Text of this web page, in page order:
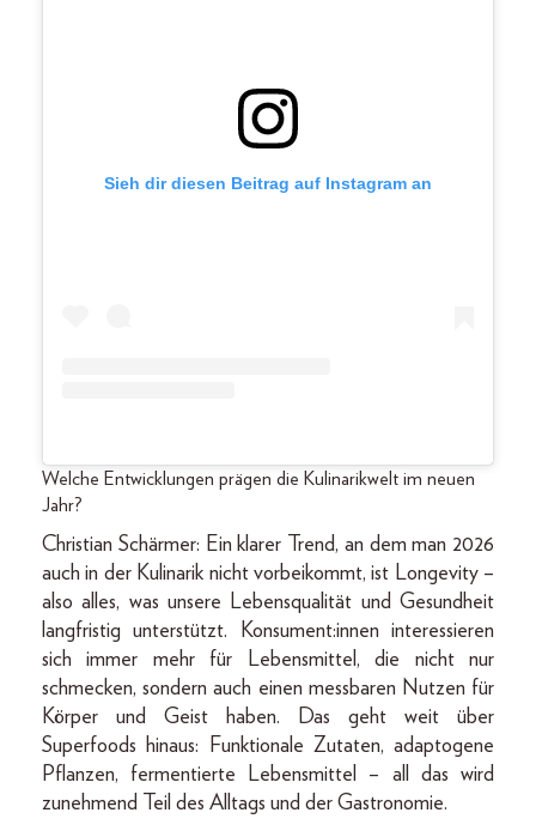
Sieh dir diesen Beitrag auf Instagram an
Welche Entwicklungen prägen die Kulinarikwelt im neuen
Jahr?
Christian Schärmer: Ein klarer Trend, an dem man 2026
auch in der Kulinarik nicht vorbeikommt, ist Longevity –
also alles, was unsere Lebensqualität und Gesundheit
langfristig unterstützt. Konsument:innen interessieren
sich immer mehr für Lebensmittel, die nicht nur
schmecken, sondern auch einen messbaren Nutzen für
Körper und Geist haben. Das geht weit über
Superfoods hinaus: Funktionale Zutaten, adaptogene
Pflanzen, fermentierte Lebensmittel – all das wird
zunehmend Teil des Alltags und der Gastronomie.